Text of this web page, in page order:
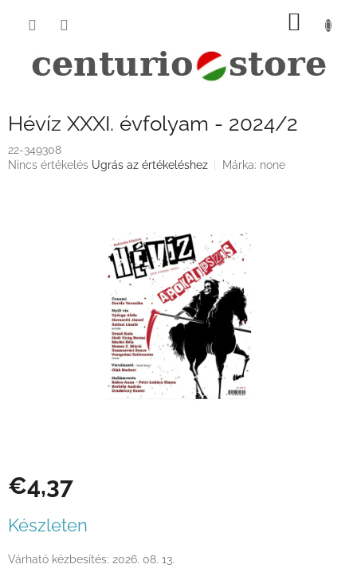
KOSÁR
Hévíz XXXI. évfolyam - 2024/2
22-349308
A
Nincs értékelés Ugrás az értékeléshez Márka: none
€4,37
Készleten
Várható kézbesítés: 2026. 08. 13.